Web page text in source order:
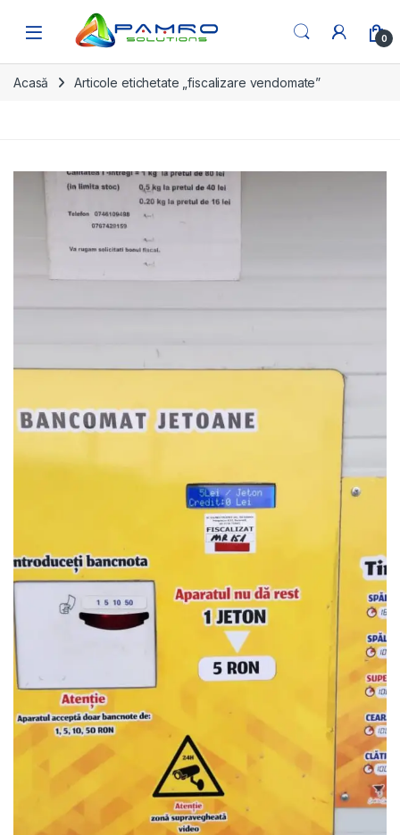
Skip to navigation
Open 0
Acasă Articole etichetate „fiscalizare vendomate”